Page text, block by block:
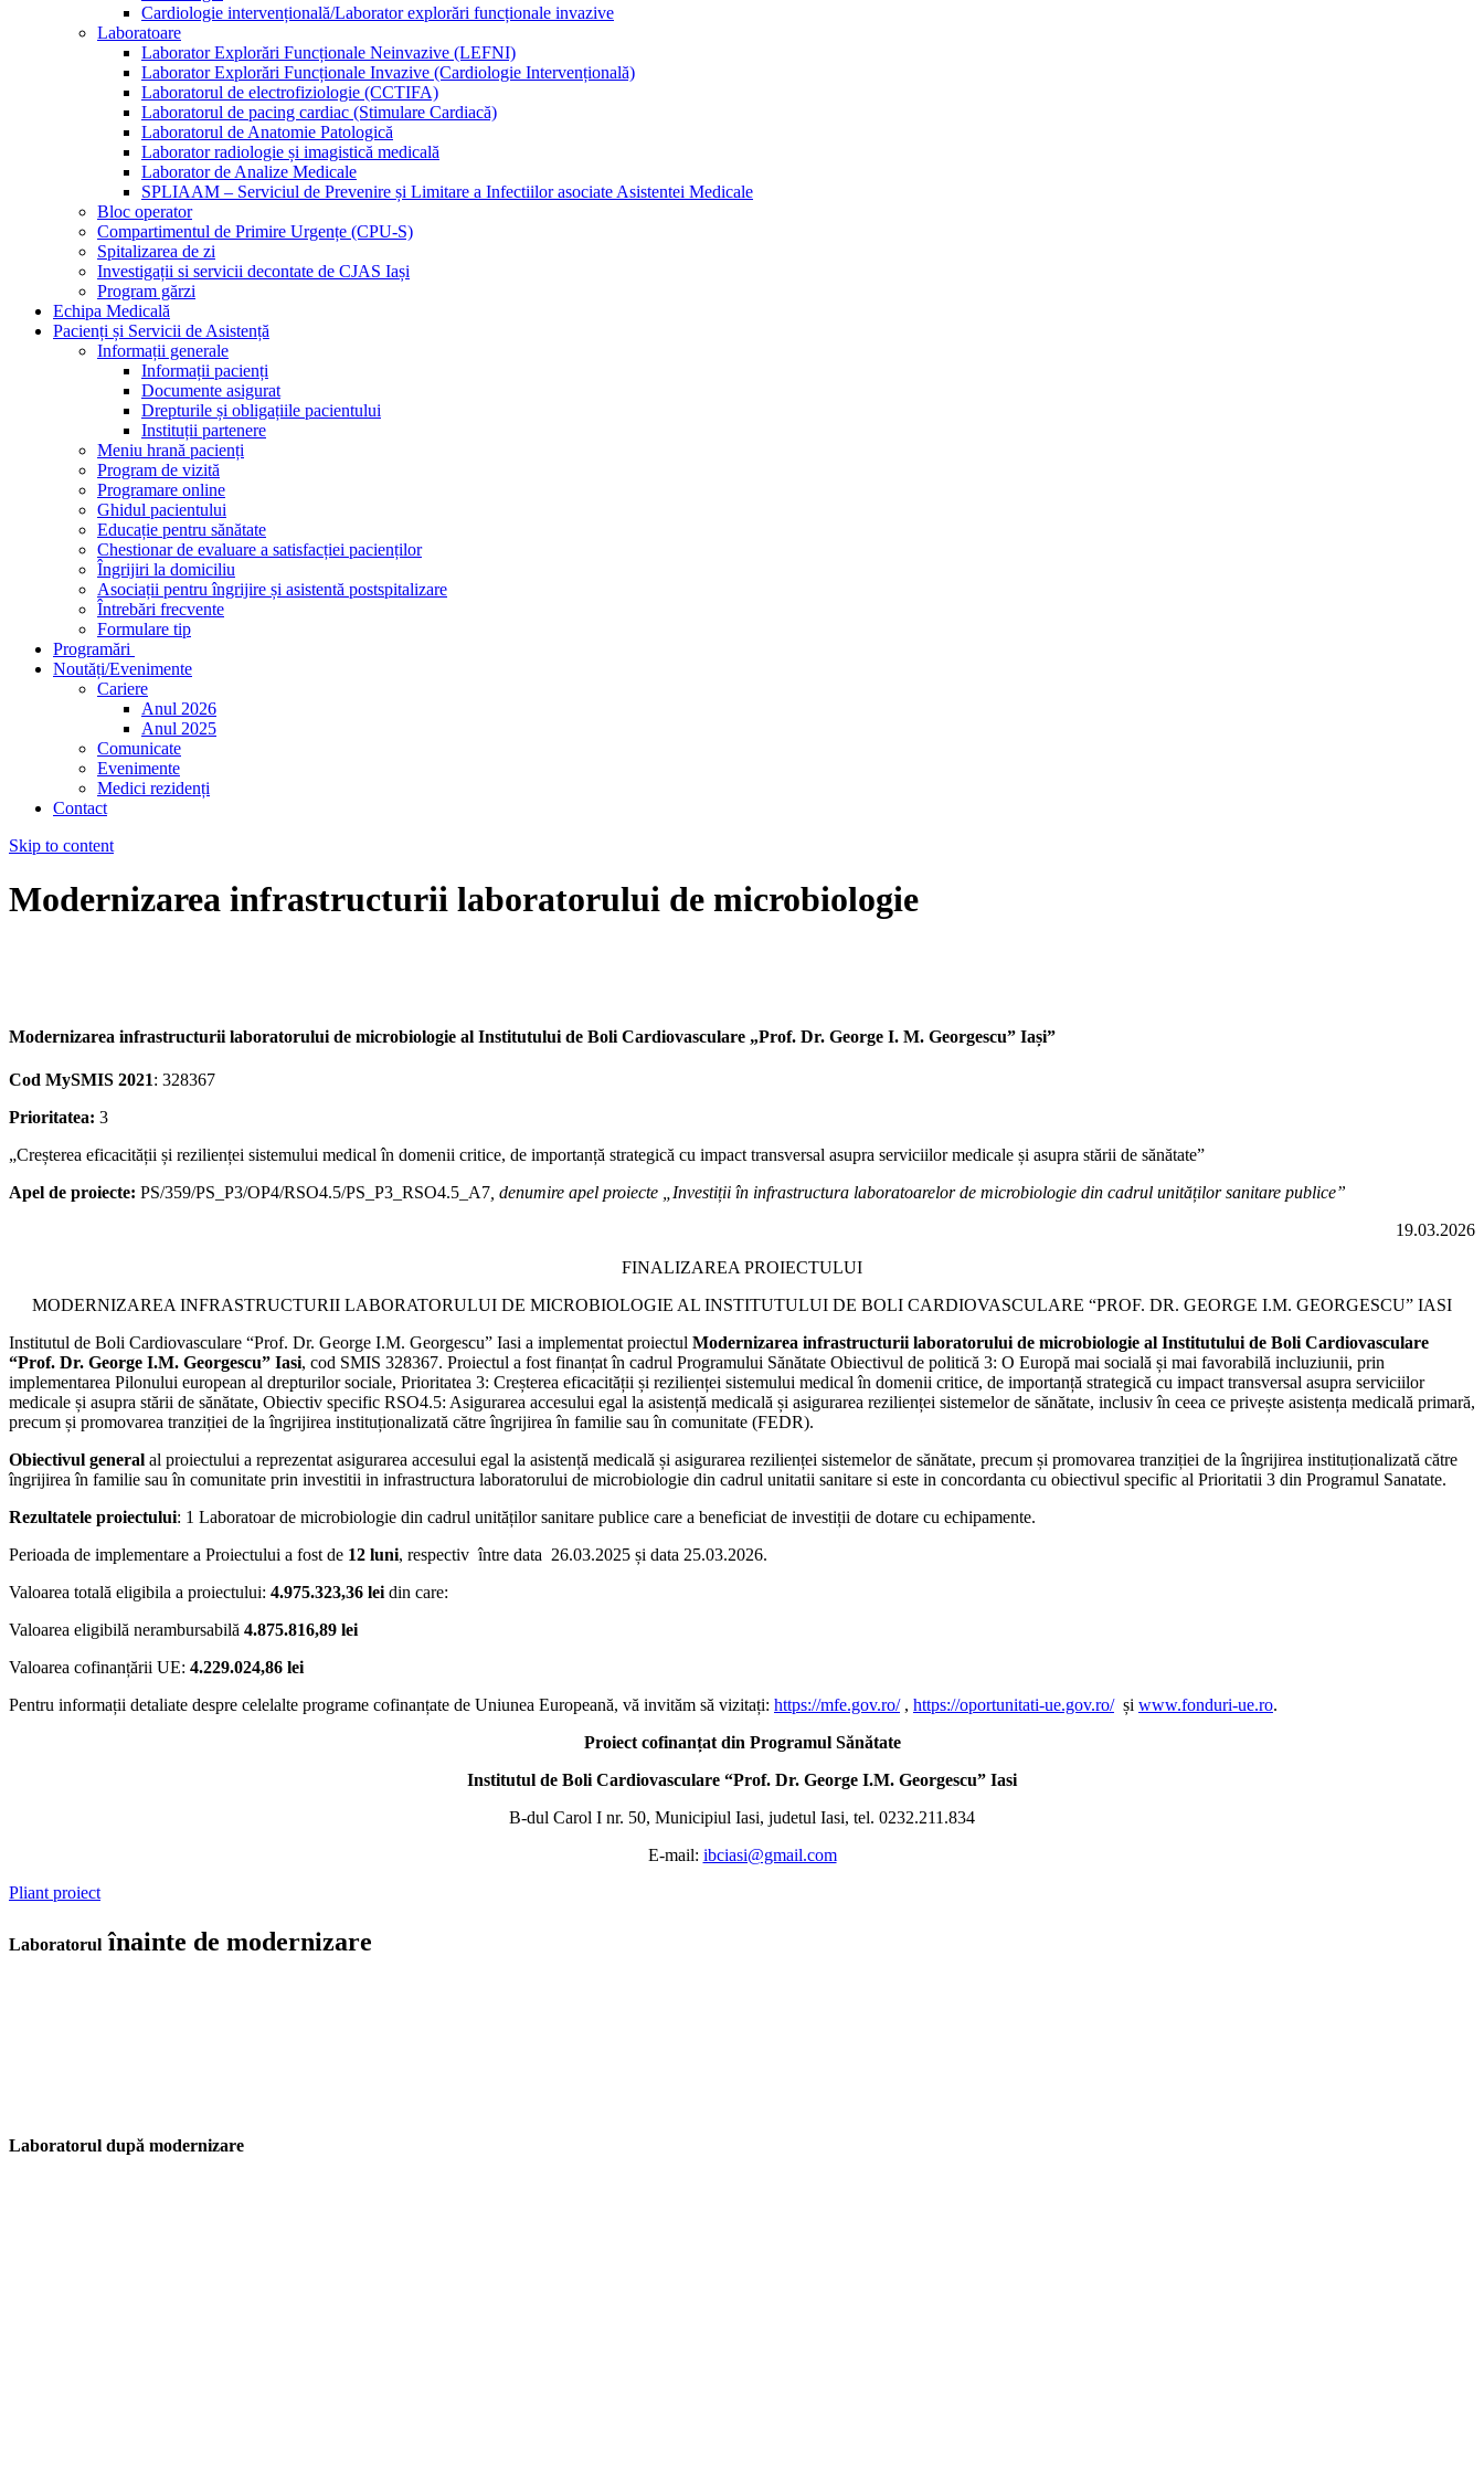
Cardiologie intervențională/Laborator explorări funcționale invazive
Laboratoare
Laborator Explorări Funcționale Neinvazive (LEFNI)
Laborator Explorări Funcționale Invazive (Cardiologie Intervențională)
Laboratorul de electrofiziologie (CCTIFA)
Laboratorul de pacing cardiac (Stimulare Cardiacă)
Laboratorul de Anatomie Patologică
Laborator radiologie și imagistică medicală
Laborator de Analize Medicale
SPLIAAM – Serviciul de Prevenire și Limitare a Infectiilor asociate Asistentei Medicale
Bloc operator
Compartimentul de Primire Urgențe (CPU-S)
Spitalizarea de zi
Investigații si servicii decontate de CJAS Iași
Program gărzi
Echipa Medicală
Pacienți și Servicii de Asistență
Informații generale
Informații pacienți
Documente asigurat
Drepturile și obligațiile pacientului
Instituții partenere
Meniu hrană pacienți
Program de vizită
Programare online
Ghidul pacientului
Educație pentru sănătate
Chestionar de evaluare a satisfacției pacienților
Îngrijiri la domiciliu
Asociații pentru îngrijire și asistentă postspitalizare
Întrebări frecvente
Formulare tip
Programări
Noutăți/Evenimente
Cariere
Anul 2026
Anul 2025
Comunicate
Evenimente
Medici rezidenți
Contact
Skip to content
Modernizarea infrastructurii laboratorului de microbiologie
Modernizarea infrastructurii laboratorului de microbiologie al Institutului de Boli Cardiovasculare „Prof. Dr. George I. M. Georgescu” Iași”
Cod MySMIS 2021: 328367
Prioritatea: 3
„Creșterea eficacității și rezilienței sistemului medical în domenii critice, de importanță strategică cu impact transversal asupra serviciilor medicale și asupra stării de sănătate”
Apel de proiecte: PS/359/PS_P3/OP4/RSO4.5/PS_P3_RSO4.5_A7, denumire apel proiecte „Investiții în infrastructura laboratoarelor de microbiologie din cadrul unităților sanitare publice”
19.03.2026
FINALIZAREA PROIECTULUI
MODERNIZAREA INFRASTRUCTURII LABORATORULUI DE MICROBIOLOGIE AL INSTITUTULUI DE BOLI CARDIOVASCULARE “PROF. DR. GEORGE I.M. GEORGESCU” IASI
Institutul de Boli Cardiovasculare “Prof. Dr. George I.M. Georgescu” Iasi a implementat proiectul Modernizarea infrastructurii laboratorului de microbiologie al Institutului de Boli Cardiovasculare
“Prof. Dr. George I.M. Georgescu” Iasi, cod SMIS 328367. Proiectul a fost finanțat în cadrul Programului Sănătate Obiectivul de politică 3: O Europă mai socială și mai favorabilă incluziunii, prin
implementarea Pilonului european al drepturilor sociale, Prioritatea 3: Creșterea eficacității și rezilienței sistemului medical în domenii critice, de importanță strategică cu impact transversal asupra serviciilor
medicale și asupra stării de sănătate, Obiectiv specific RSO4.5: Asigurarea accesului egal la asistență medicală și asigurarea rezilienței sistemelor de sănătate, inclusiv în ceea ce privește asistența medicală primară,
precum și promovarea tranziției de la îngrijirea instituționalizată către îngrijirea în familie sau în comunitate (FEDR).
Obiectivul general al proiectului a reprezentat asigurarea accesului egal la asistență medicală și asigurarea rezilienței sistemelor de sănătate, precum și promovarea tranziției de la îngrijirea instituționalizată către
îngrijirea în familie sau în comunitate prin investitii in infrastructura laboratorului de microbiologie din cadrul unitatii sanitare si este in concordanta cu obiectivul specific al Prioritatii 3 din Programul Sanatate.
Rezultatele proiectului: 1 Laboratoar de microbiologie din cadrul unităților sanitare publice care a beneficiat de investiții de dotare cu echipamente.
Perioada de implementare a Proiectului a fost de 12 luni, respectiv între data 26.03.2025 și data 25.03.2026.
Valoarea totală eligibila a proiectului: 4.975.323,36 leidin care:
Valoarea eligibilă nerambursabilă 4.875.816,89 lei
Valoarea cofinanțării UE: 4.229.024,86 lei
Pentru informații detaliate despre celelalte programe cofinanțate de Uniunea Europeană, vă invităm să vizitați: https://mfe.gov.ro/, https://oportunitati-ue.gov.ro/și www.fonduri-ue.ro.
Proiect cofinanțat din Programul Sănătate
Institutul de Boli Cardiovasculare “Prof. Dr. George I.M. Georgescu” Iasi
B-dul Carol I nr. 50, Municipiul Iasi, judetul Iasi, tel. 0232.211.834
E-mail: ibciasi@gmail.com
Pliant proiect
Laboratorul înainte de modernizare
Laboratorul după modernizare